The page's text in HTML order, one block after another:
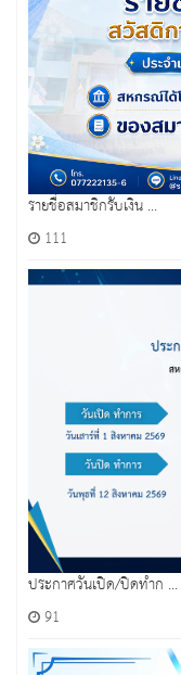
รายชื่อสมาชิกรับเงิน ...
111
ประกาศวันเปิด/ปิดทำก ...
91